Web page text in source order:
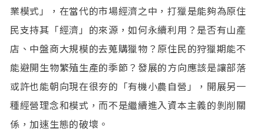
業模式」，在當代的市場經濟之中，打獵是能夠為原住
民支持其「經濟」的來源，如何永續利用？是否有山產
店、中盤商大規模的去蒐購獵物？原住民的狩獵期能不
能避開生物繁殖生產的季節？發展的方向應該是讓部落
或許也能朝向現在很夯的「有機小農自營」，開展另一
種經營理念和模式，而不是繼續進入資本主義的剝削關
係，加速生態的破壞。